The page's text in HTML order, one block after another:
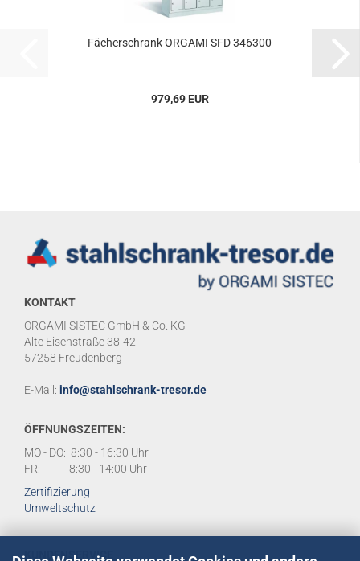
Fä­cher­schrank OR­GA­MI SFD 346300
979,69 EUR
KONTAKT
ORGAMI SISTEC GmbH & Co. KG
Alte Eisenstraße 38-42
57258 Freudenberg
E-Mail: info@stahlschrank-tresor.de
ÖFFNUNGSZEITEN:
MO - DO: 8:30 - 16:30 Uhr
FR: 8:30 - 14:00 Uhr
Zertifizierung
Umweltschutz
KUNDENSERVICE